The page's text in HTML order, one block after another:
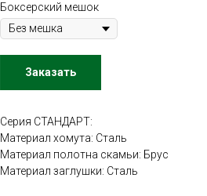
Боксерский мешок
Заказать
Серия СТАНДАРТ:
Материал хомута: Сталь
Материал полотна скамьи: Брус
Материал заглушки: Сталь